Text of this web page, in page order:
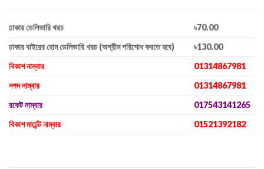
ঢাকায় ডেলিভারি খরচ
৳70.00
ঢাকার বাইরের হোম ডেলিভারি খরচ (অগ্রীম পরিশোধ করতে হবে)
৳130.00
বিকাশ নাম্বার
01314867981
নগদ নাম্বার
01314867981
রকেট নাম্বার
017543141265
বিকাশ মার্চেন্ট নাম্বার
01521392182